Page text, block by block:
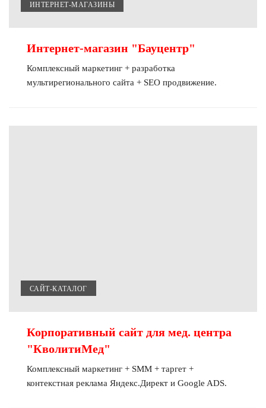
ИНТЕРНЕТ-МАГАЗИНЫ
Интернет-магазин "Бауцентр"
Комплексный маркетинг + разработка
мультирегионального сайта + SEO продвижение.
САЙТ-КАТАЛОГ
Корпоративный сайт для мед. центра
"КволитиМед"
Комплексный маркетинг + SMM + таргет +
контекстная реклама Яндекс.Директ и Google ADS.